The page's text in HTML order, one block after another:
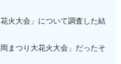
火大会」について調査した結
まつり大花火大会」だったそ